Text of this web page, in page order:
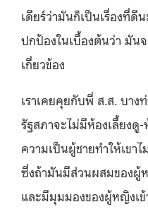
เดียร์ว่ามันก็เป็นเรื่องที่ดี
ปกป้องในเบื้องต้นว่า มัน
เกี่ยวข้อง
เราเคยคุยกับพี่ ส.ส. บาง
รัฐสภาจะไม่มีห้องเลี้ยงดู
ความเป็นผู้ชายทำให้เขา
ซึ่งถ้ามันมีส่วนผสมของผู้
และมีมุมมองของผู้หญิงเ